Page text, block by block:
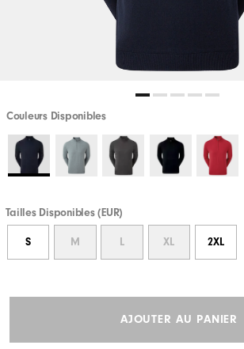
Couleurs Disponibles
Tailles Disponibles (EUR)
S M L XL 2XL
AJOUTER AU PANIER